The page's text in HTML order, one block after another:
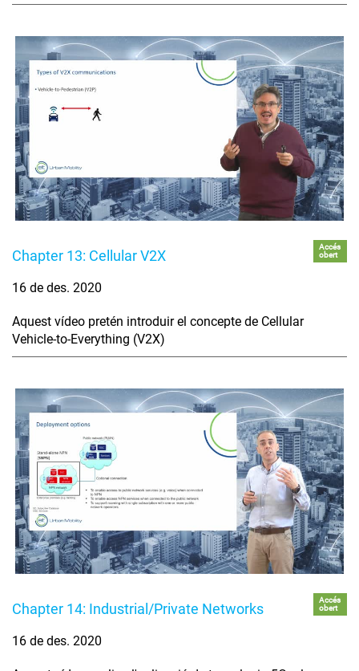
Chapter 13: Cellular V2X
Accés
obert
16 de des. 2020
Aquest vídeo pretén introduir el concepte de Cellular
Vehicle-to-Everything (V2X)
Chapter 14: Industrial/Private Networks
Accés
obert
16 de des. 2020